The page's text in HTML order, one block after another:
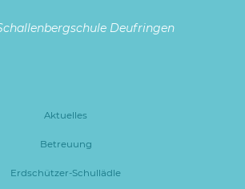
Deufringen
Aktuelles
Betreuung
Erdschützer-Schullädle